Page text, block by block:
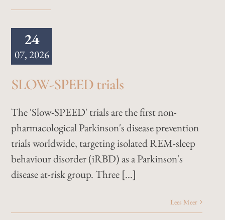
24
07, 2026
SLOW-SPEED trials
The 'Slow-SPEED' trials are the first non-
pharmacological Parkinson's disease prevention
trials worldwide, targeting isolated REM-sleep
behaviour disorder (iRBD) as a Parkinson's
disease at-risk group. Three [...]
Lees Meer